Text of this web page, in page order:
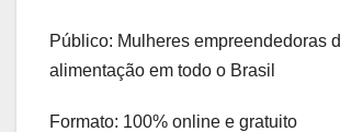
Público: Mulheres empreendedoras
alimentação em todo o Brasil
Formato: 100% online e gratuito